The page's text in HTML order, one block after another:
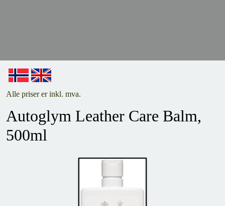
Alle priser er inkl. mva.
Autoglym Leather Care Balm,
500ml